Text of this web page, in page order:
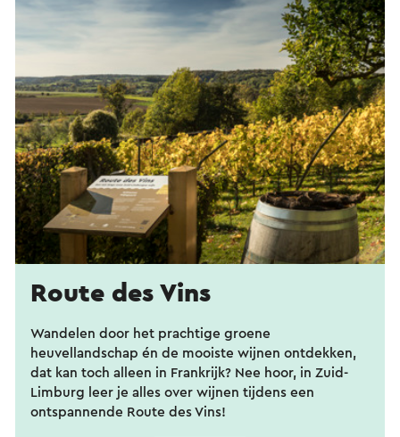
Route des Vins
Wandelen door het prachtige groene
heuvellandschap én de mooiste wijnen ontdekken,
dat kan toch alleen in Frankrijk? Nee hoor, in Zuid-
Limburg leer je alles over wijnen tijdens een
ontspannende Route des Vins!